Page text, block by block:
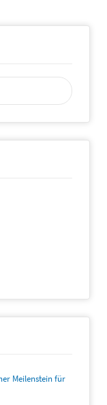
Meilenstein für